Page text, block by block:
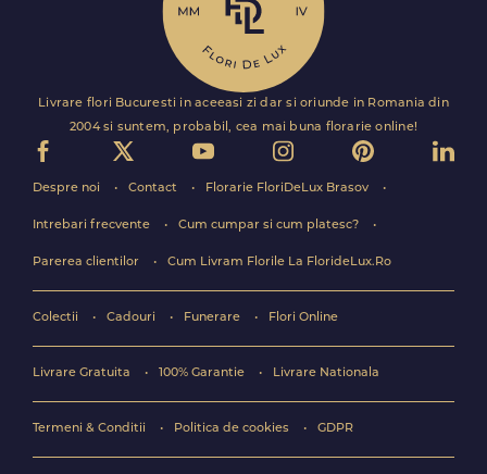
Livrare flori Bucuresti in aceeasi zi dar si oriunde in Romania din
2004 si suntem, probabil, cea mai buna florarie online!
Despre noi Contact Florarie FloriDeLux Brasov
Intrebari frecvente Cum cumpar si cum platesc?
Parerea clientilor Cum Livram Florile La FlorideLux.Ro
Colectii Cadouri Funerare Flori Online
Livrare Gratuita 100% Garantie Livrare Nationala
Termeni & Conditii Politica de cookies GDPR